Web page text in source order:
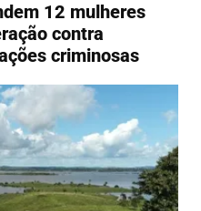
12 mulheres
contra
criminosas